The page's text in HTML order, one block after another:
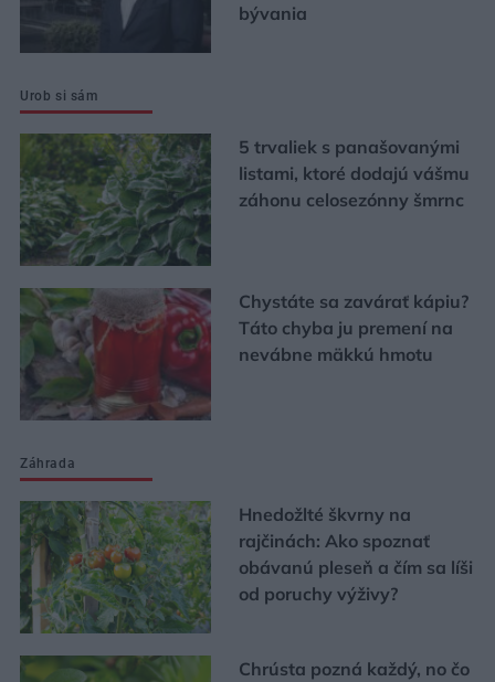
bývania
Urob si sám
5 trvaliek s panašovanými
listami, ktoré dodajú vášmu
záhonu celosezónny šmrnc
Chystáte sa zavárať kápiu?
Táto chyba ju premení na
nevábne mäkkú hmotu
Záhrada
Hnedožlté škvrny na
rajčinách: Ako spoznať
obávanú pleseň a čím sa líši
od poruchy výživy?
Chrústa pozná každý, no čo